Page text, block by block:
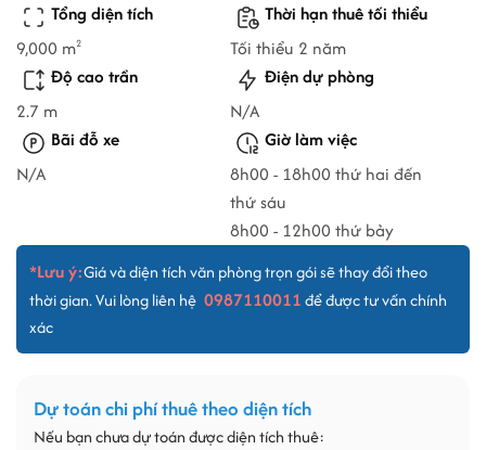
Tổng diện tích
9,000 m2
Thời hạn thuê tối thiểu
Tối thiểu 2 năm
Độ cao trần
2.7 m
Điện dự phòng
N/A
Bãi đỗ xe
N/A
Giờ làm việc
8h00 - 18h00 thứ hai đến
thứ sáu
8h00 - 12h00 thứ bảy
*Lưu ý:Giá và diện tích văn phòng trọn gói sẽ thay đổi theo
thời gian. Vui lòng liên hệ 0987110011để được tư vấn chính
xác
Dự toán chi phí thuê theo diện tích
Nếu bạn chưa dự toán được diện tích thuê: